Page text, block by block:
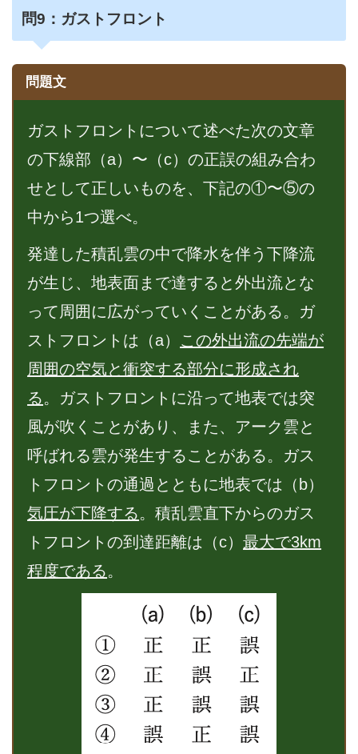
問9：ガストフロント
問題文
ガストフロントについて述べた次の文章
の下線部（a）〜（c）の正誤の組み合わ
せとして正しいものを、下記の①〜⑤の
中から1つ選べ。
発達した積乱雲の中で降水を伴う下降流
が生じ、地表面まで達すると外出流とな
って周囲に広がっていくことがある。ガ
ストフロントは（a） この外出流の先端が
周囲の空気と衝突する部分に形成され
る。ガストフロントに沿って地表では突
風が吹くことがあり、また、アーク雲と
呼ばれる雲が発生することがある。ガス
トフロントの通過とともに地表では（b）
気圧が下降する。積乱雲直下からのガス
トフロントの到達距離は（c）最大で3km
程度である。